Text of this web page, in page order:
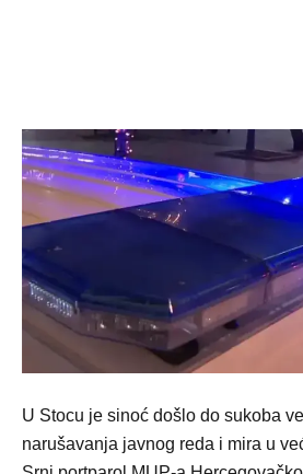
U Stocu je sinoć došlo do sukoba
narušavanja javnog reda i mira u